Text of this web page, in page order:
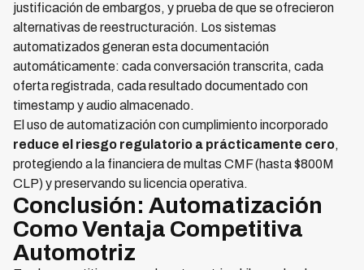
justificación de embargos, y prueba de que se ofrecieron
alternativas de reestructuración. Los sistemas
automatizados generan esta documentación
automáticamente: cada conversación transcrita, cada
oferta registrada, cada resultado documentado con
timestamp y audio almacenado.
El uso de automatización con cumplimiento incorporado
reduce el riesgo regulatorio a prácticamente cero,
protegiendo a la financiera de multas CMF (hasta $800M
CLP) y preservando su licencia operativa.
Conclusión: Automatización
Como Ventaja Competitiva
Automotriz